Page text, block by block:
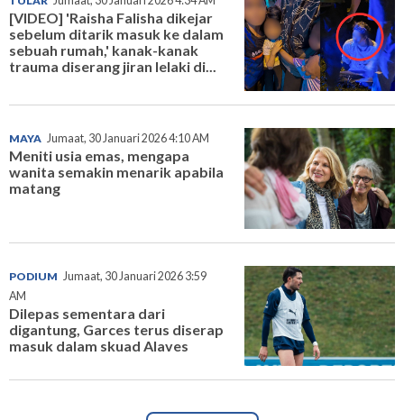
[VIDEO] 'Raisha Falisha dikejar
sebelum ditarik masuk ke dalam
sebuah rumah,' kanak-kanak
trauma diserang jiran lelaki di...
MAYA Jumaat, 30 Januari 2026 4:10 AM
Meniti usia emas, mengapa
wanita semakin menarik apabila
matang
PODIUM Jumaat, 30 Januari 2026 3:59
AM
Dilepas sementara dari
digantung, Garces terus diserap
masuk dalam skuad Alaves